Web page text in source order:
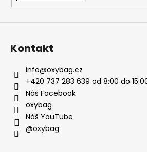
Kontakt
info@oxybag.cz
+420 737 283 639 od 8:00 do
Náš Facebook
oxybag
Náš YouTube
@oxybag